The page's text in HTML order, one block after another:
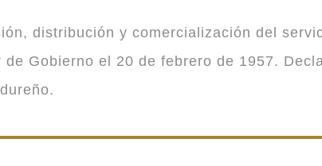
distribución y comercialización del
Gobierno el 20 de febrero de 1957.